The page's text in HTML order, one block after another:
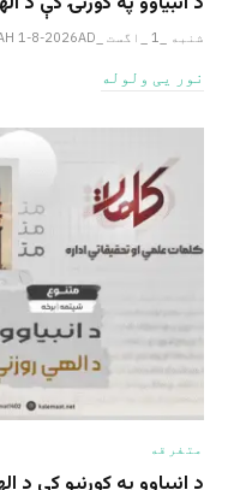
شنبه _1 _اگست _2026AH 1-8-2026AD
نور یی ولوله
متفرقه